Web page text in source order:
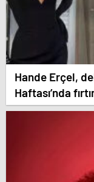
Hande Erçel,
Haftası’nda